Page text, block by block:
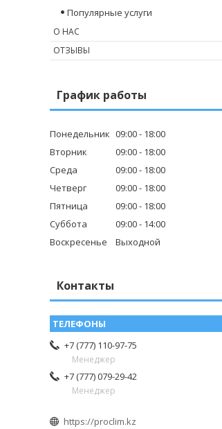
Популярные услуги
О НАС
ОТЗЫВЫ
График работы
Понедельник 09:00
18:00
Вторник
09:00
18:00
Среда
09:00
18:00
Четверг
09:00
18:00
Пятница
09:00
18:00
Суббота
09:00
14:00
Воскресенье
Выходной
Контакты
+7 (777) 110-97-75
Менеджер
+7 (777) 079-29-42
Менеджер
https://proclim.kz